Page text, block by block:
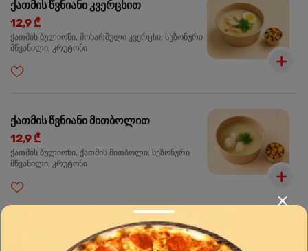
ქათმის წვნიანი კვერცხით
12,9 ₾
ქათმის ბულიონი, მოხარშული კვერცხი, სეზონური
მწვანილი, კრუტონი
ქათმის წვნიანი მითბოლით
12,9 ₾
ქათმის ბულიონი, ქათმის მითბოლი, სეზონური
მწვანილი, კრუტონი